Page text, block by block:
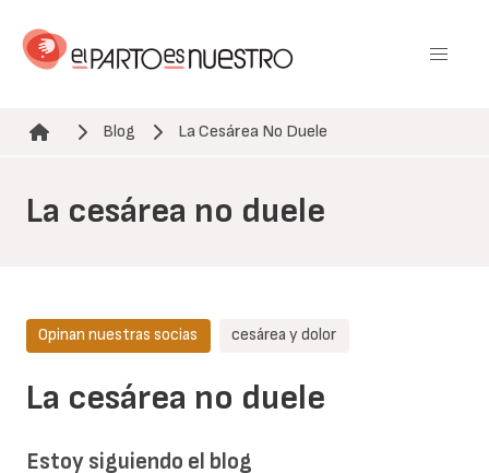
contenido
Ruta de navegación
Blog La Cesárea No Duele
La cesárea no duele
La cesárea no duele
Opinan nuestras socias cesárea y dolor
Estoy siguiendo el blog